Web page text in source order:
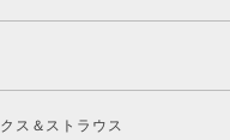
ス＆ストラウス